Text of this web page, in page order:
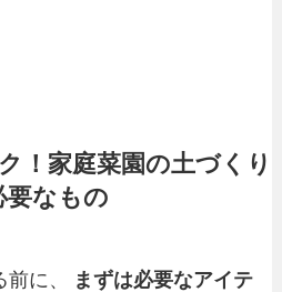
！家庭菜園の土づくり
要なもの
に、
まずは必要なアイテ